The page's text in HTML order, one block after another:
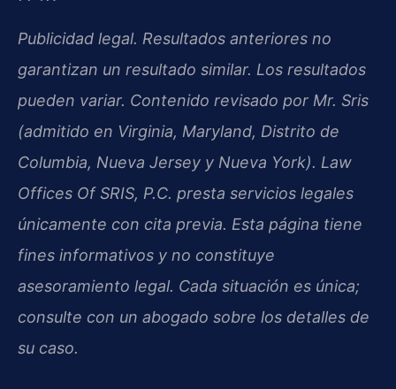
Publicidad legal. Resultados anteriores no
garantizan un resultado similar. Los resultados
pueden variar. Contenido revisado por Mr. Sris
(admitido en Virginia, Maryland, Distrito de
Columbia, Nueva Jersey y Nueva York). Law
Offices Of SRIS, P.C. presta servicios legales
únicamente con cita previa. Esta página tiene
fines informativos y no constituye
asesoramiento legal. Cada situación es única;
consulte con un abogado sobre los detalles de
su caso.